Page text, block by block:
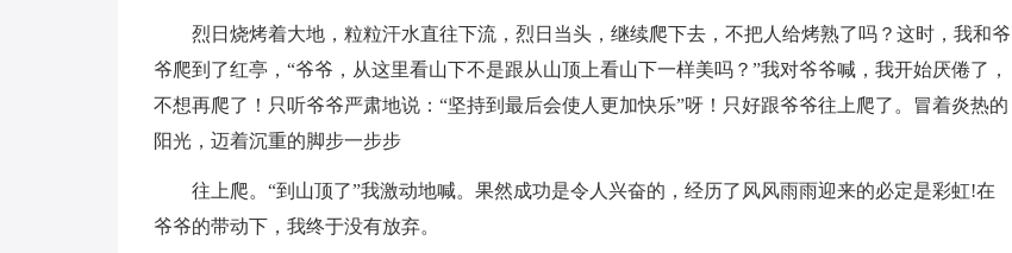
烈日烧烤着大地，粒粒汗水直往下流，烈日当头，继续爬下去，不把人给烤熟了吗？这时，我和爷
爷爬到了红亭，“爷爷，从这里看山下不是跟从山顶上看山下一样美吗？”我对爷爷喊，我开始厌倦了，
不想再爬了！只听爷爷严肃地说：“坚持到最后会使人更加快乐”呀！只好跟爷爷往上爬了。冒着炎热的
阳光，迈着沉重的脚步一步步
往上爬。“到山顶了”我激动地喊。果然成功是令人兴奋的，经历了风风雨雨迎来的必定是彩虹!在
爷爷的带动下，我终于没有放弃。